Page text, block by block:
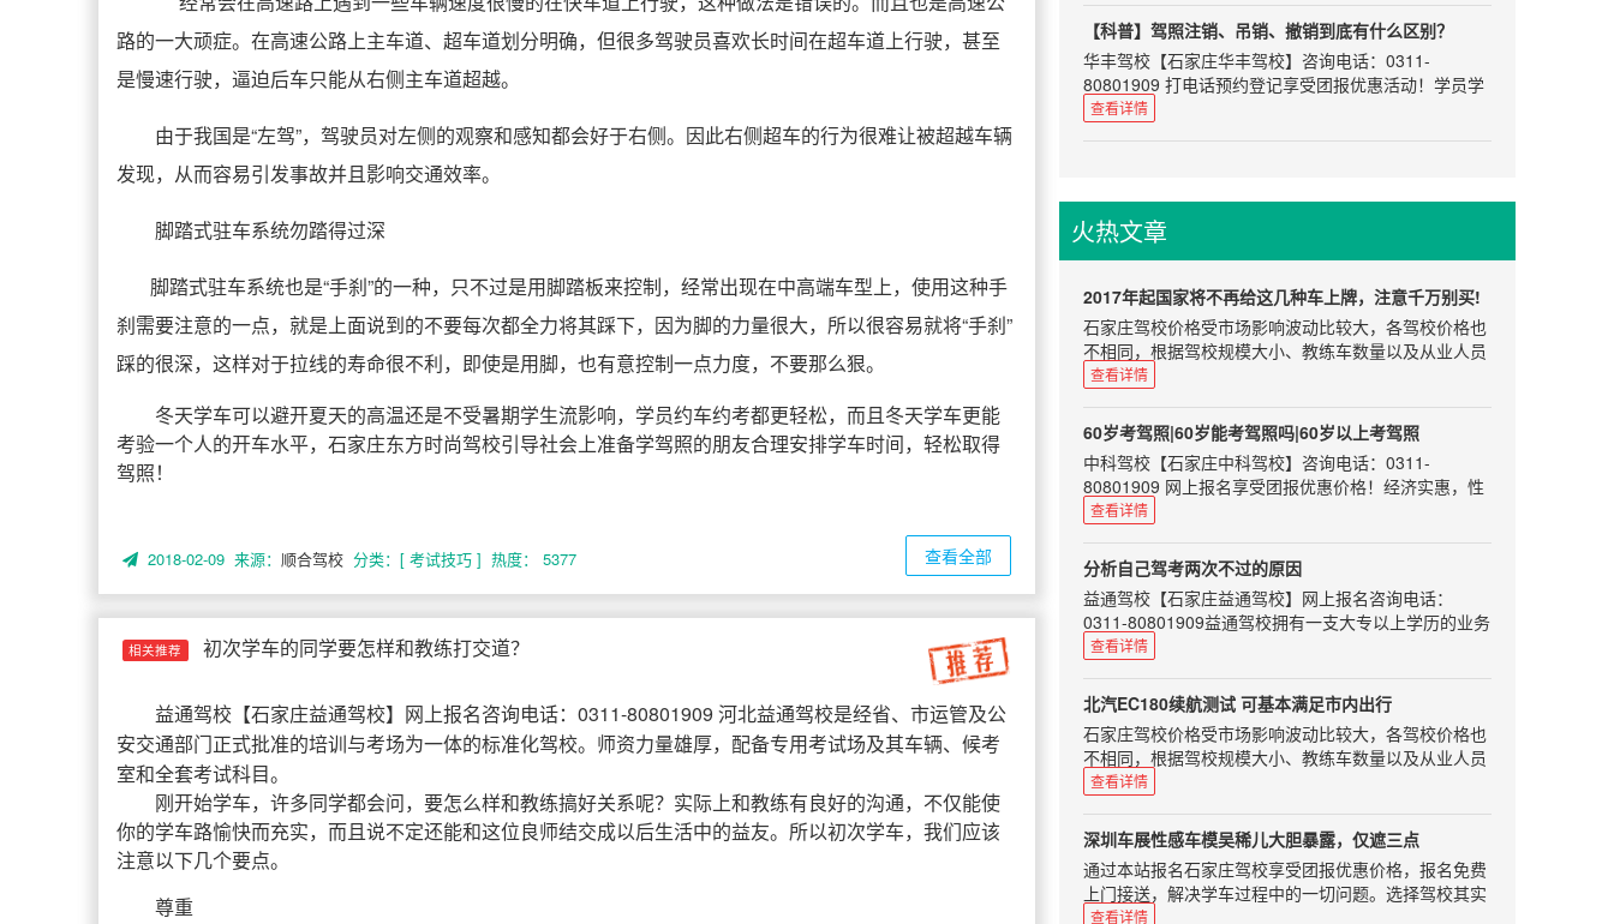
路的一大顽症。在高速公路上主车道、超车道划分明确，但很多驾驶员喜欢长时间在超车道上行驶，甚至
是慢速行驶，逼迫后车只能从右侧主车道超越。
由于我国是“左驾”，驾驶员对左侧的观察和感知都会好于右侧。因此右侧超车的行为很难让被超越车辆
发现，从而容易引发事故并且影响交通效率。
脚踏式驻车系统勿踏得过深
脚踏式驻车系统也是“手刹”的一种，只不过是用脚踏板来控制，经常出现在中高端车型上，使用这种手
刹需要注意的一点，就是上面说到的不要每次都全力将其踩下，因为脚的力量很大，所以很容易就将“手刹”
踩的很深，这样对于拉线的寿命很不利，即使是用脚，也有意控制一点力度，不要那么狠。
冬天学车可以避开夏天的高温还是不受暑期学生流影响，学员约车约考都更轻松，而且冬天学车更能
考验一个人的开车水平，石家庄东方时尚驾校引导社会上准备学驾照的朋友合理安排学车时间，轻松取得
驾照！
2018-02-09 来源：顺合驾校 分类：[ 考试技巧 ] 热度： 5377 查看全部
相关推荐 初次学车的同学要怎样和教练打交道？
益通驾校 【石家庄益通驾校】网上报名咨询电话：0311-80801909 河北益通驾校是经省、市运管及公
安交通部门正式批准的培训与考场为一体的标准化驾校。师资力量雄厚，配备专用考试场及其车辆、候考
室和全套考试科目。
刚开始学车，许多同学都会问，要怎么样和教练搞好关系呢？实际上和教练有良好的沟通，不仅能使
你的学车路愉快而充实，而且说不定还能和这位良师结交成以后生活中的益友。所以初次学车，我们应该
注意以下几个要点。
尊重
他们作用是一样的哦。
经过反射的灯光打到脸上会让脸看起来更柔和自然，
也能让肌肤看起来更明亮自...
穿着高跟鞋开车隐藏的车祸是其它鞋子的好几倍，
因为不管是不是紧急刹车，滑脚的机率都会比较高，也
有可能扭伤自己的脚。所以建议经常穿高跟鞋的女车
主，可以在车上多放一双平底鞋，下车之后再换回高跟
鞋，一点也不影响你的美丽，还很安全，何乐而不为
呢。
2、手套要少用
套考试科目。
刚开始学车，许多同学都会问，要怎么样和教练搞好关
系呢？实际上和教练有良好的沟通，不仅能使你的学车
路愉快而充实，而且说不定还能和这位良师结交成以后
生活中的益友。所以初次学车，我们应该注意以下几个
要点。
对教练员尊重。在刚开始学车的过程中说话和行为举止
都应该保持礼貌，像对待老师一样对待你的教练。虽然
【科普】驾照注销、吊销、撤销到底有什么区别？
华丰驾校 【石家庄华丰驾校】咨询电话：0311-
80801909 打电话预约登记享受团报优惠活动！学员学
车全程专属客服 星级教练一对一教学！古城东路谈固大
随便就被吊销的。小编这里给大家介绍一下几个概念。
驾照的回收状态认为：注销、吊销、撤销、查扣等。
1驾驶证注销——身体本能丧失
驾驶证注销惩罚的意味比较少，一般有七种情况。注销
后如果条件合适，可以随时再申请驾驶证。
1、死亡的
2、身体条件不适合驾驶机动车的
3、提出注销申请的
4、丧失民事行为能力，监护人提出注销申请的
5、超过机动车驾驶证有效期一年以上未换证的
6、年龄在60周岁以上，在一...
查看详情
火热文章
2017年起国家将不再给这几种车上牌，注意千万别买!
石家庄驾校价格受市场影响波动比较大，各驾校价格也
不相同，根据驾校规模大小、教练车数量以及从业人员
业务水平会有一定浮动，希望准备学车的朋友根据自身
恼。如果您选择驾校时不知从何处下手可以来电咨询我
们，咨询电话：0311-80801909、85100859，报名选
驾校免费咨询，学车考驾照全程指导！目前大部分的进
口车排放标准都是符合国五标准的，可是如果完全放开
进口车的话，可能会有中东(尚还采取欧四标准)和不是
很发达地区的进口车进入中国，因此这也不是能完全保
证的。 自今年的1月1日起，国五标准已经在全国范围
内开始实施了，如果你这时要买车的话，那就千万要小
心了，一定不要买错车了! 那国五标准要怎么实施呢?即
自今年1月1日起，所以不符合国五排放标准的新车，都
不能制造、生产、进口、售卖了。要是你买到的是国四
标准的车，那你的新车就不能上牌了。 那怎么样可以查
询自己买的车是不是国五车呢?当然最直接快捷的方法
就是问商家，不过你要是想自己查的那，那也可以拍下
汽车的铭牌，记录下"整车型号"和"发动机型号";然后上
国家环境保护部机动车环保网进行查询，就可以知道你
吗?在正常情况下，国四的二手车是能在本市进行过户
转让的，部分地区也能跨省或跨市转让。不过根据相关
规定，国四车不能买到大气污染防治重点的地区，比如
京津冀、长三角和珠三角等地区。那国五标准实施后，
查看详情
60岁考驾照|60岁能考驾照吗|60岁以上考驾照
中科驾校【石家庄中科驾校】咨询电话：0311-
80801909 网上报名享受团报优惠价格！经济实惠，性
价比超高！ C1、C2证是可以的。 现在很多60岁的没学
个小时不来，要去的地方公交车根本到不了等等问题，
因此需要代步车是一个很要紧的事。 目前根据《机动车
驾驶证申领和使用规定》第十三条，申请机动车驾驶证
的人员，应当符合下列规定：1.申请小型汽车、小型自
动挡汽车、轻便摩托车准驾车型的，应当在18周岁以
上，70周岁以下；2.申请低速载货汽车、三轮汽车、普
通三轮摩托车、普通二轮摩托车或者轮式自行机械车准
驾车型的，应当在18周岁以上，60周岁以下；3.申请城
市公交车、中型客车、大型货车、无轨电车或者有轨电
车准驾车型的，应当在21周岁以上，50周岁以下；4.申
请牵引车准驾车型的，应当在24周岁以上，50周岁以
下；5.申请大型客车准驾车型的，应当在26周岁以上，
50周岁以下。因此如果您年满60周岁，可以申请小型汽
车、小型自动挡汽车、轻便摩托车准驾，这样学完车之
后代步问题就可以很快得到解决，不过很多驾校目前对
于50周岁以上的学员有一定的制约，比如说加收学费，
查看详情
分析自己驾考两次不过的原因
益通驾校【石家庄益通驾校】网上报名咨询电话：
0311-80801909益通驾校拥有一支大专以上学历的业务
人员和星级、优秀教练队伍，将为您提供全面周到的热
松学车，享受快乐生活。我已经考了两次了，结果还没
过，真的很伤心，不过，我也从中悟出了一些道理。本
人情况本人身高只有一米六0，所以每次考试座椅都向
前移动很多，本人是近视眼400多度带上眼镜才能勉强
看到地线，所以后视镜要调的非常好才行。而我这两次
考试后视镜都调的不好，别的人给我调，对我来讲没
用，只有自己调好。座椅前移可能导致教练讲的看点不
同而造成入库失败，看点有可能要后移。高度近视使我
看地线吃力反映变慢，也会造成入库失败。平时练车轻
松所以基本上倒库成功，考试紧张而导致失败。没事，
查看详情
北汽EC180续航测试 可基本满足市内出行
石家庄驾校价格受市场影响波动比较大，各驾校价格也
不相同，根据驾校规模大小、教练车数量以及从业人员
业务水平会有一定浮动，希望准备学车的朋友根据自身
恼。如果您选择驾校时不知从何处下手可以来电咨询我
们，咨询电话：0311-80801909、85100859，报名选
驾校免费咨询，学车考驾照全程指导！在昨天晚上我对
北汽EC180这款车型进行了续航里程的测试，我的出发
查看详情
深圳车展性感车模吴稀儿大胆暴露，仅遮三点
通过本站报名石家庄驾校享受团报优惠价格，报名免费
上门接送，解决学车过程中的一切问题。选择驾校其实
很简单：不管您何种的要求，我们都能为您选择最合适
查看详情